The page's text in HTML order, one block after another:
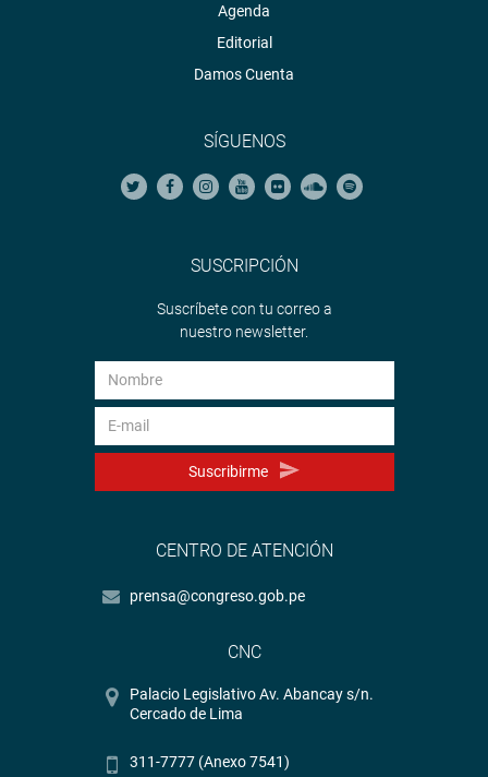
Agenda
Editorial
Damos Cuenta
SÍGUENOS
SUSCRIPCIÓN
Suscríbete con tu correo a
nuestro newsletter.
Suscribirme
CENTRO DE ATENCIÓN
prensa@congreso.gob.pe
CNC
Palacio Legislativo Av. Abancay s/n.
Cercado de Lima
311-7777 (Anexo 7541)